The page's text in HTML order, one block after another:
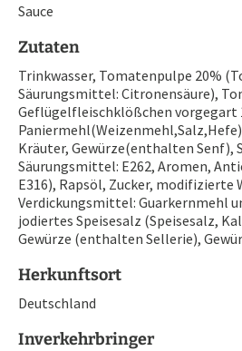
Sauce
Zutaten
Trinkwasser, Tomatenpulpe 20%
Säurungsmittel: Citronensäure),
Geflügelfleischklößchen vorgegart
Kräuter, Gewürze(enthalten Senf),
Säurungsmittel: E262, Aromen,
E316), Rapsöl, Zucker, modifizierte
Verdickungsmittel: Guarkernmehl
jodiertes Speisesalz (Speisesalz,
Gewürze (enthalten Sellerie),
Herkunftsort
Deutschland
Inverkehrbringer